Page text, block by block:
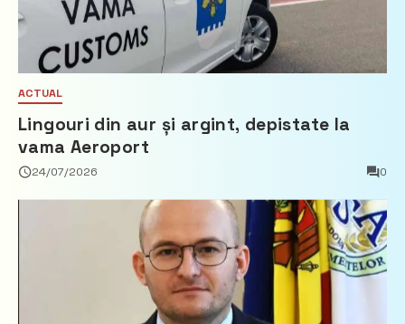
ACTUAL
Lingouri din aur și argint, depistate la
vama Aeroport
24/07/2026 0